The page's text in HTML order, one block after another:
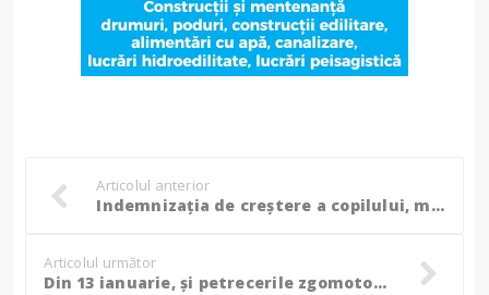
Articolul anterior
Indemnizația de creștere a copilului, majorată cu 50% pentru mamele de gemeni, tripleți sau multipleți. Anunțul Gabrielei Firea
Articolul următor
Din 13 ianuarie, și petrecerile zgomotoase din mediul rural vor putea fi amendate, nu doar cele din urban